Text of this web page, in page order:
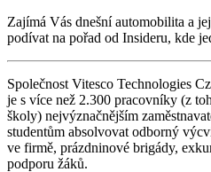
Zajímá Vás dnešní automobilita a
podívat na pořad od Insideru, kde
Společnost Vitesco Technologies
je s více než 2.300 pracovníky (z
školy) nejvýznačnějším
studentům absolvovat odborný
ve firmě, prázdninové brigády,
podporu žáků.